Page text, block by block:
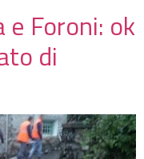
Foroni: ok
di